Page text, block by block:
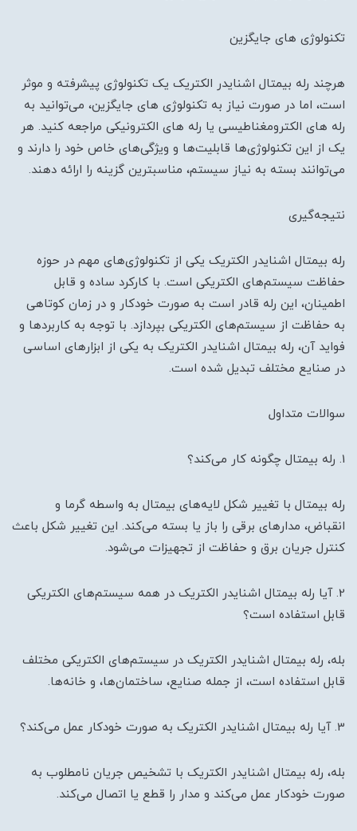
تکنولوژی های جایگزین
هرچند رله بیمتال اشنایدر الکتریک یک تکنولوژی پیشرفته و موثر
است، اما در صورت نیاز به تکنولوژی های جایگزین، می‌توانید به
رله های الکترومغناطیسی یا رله های الکترونیکی مراجعه کنید. هر
یک از این تکنولوژی‌ها قابلیت‌ها و ویژگی‌های خاص خود را دارند و
می‌توانند بسته به نیاز سیستم، مناسبترین گزینه را ارائه دهند.
نتیجه‌گیری
رله بیمتال اشنایدر الکتریک یکی از تکنولوژی‌های مهم در حوزه
حفاظت سیستم‌های الکتریکی است. با کارکرد ساده و قابل
اطمینان، این رله قادر است به صورت خودکار و در زمان کوتاهی
به حفاظت از سیستم‌های الکتریکی بپردازد. با توجه به کاربردها و
فواید آن، رله بیمتال اشنایدر الکتریک به یکی از ابزارهای اساسی
در صنایع مختلف تبدیل شده است.
سوالات متداول
رله بیمتال با تغییر شکل لایه‌های بیمتال به واسطه گرما و
انقباض، مدارهای برقی را باز یا بسته می‌کند. این تغییر شکل باعث
کنترل جریان برق و حفاظت از تجهیزات می‌شود.
2. آیا رله بیمتال اشنایدر الکتریک در همه سیستم‌های الکتریکی
قابل استفاده است؟
بله، رله بیمتال اشنایدر الکتریک در سیستم‌های الکتریکی مختلف
قابل استفاده است، از جمله صنایع، ساختمان‌ها، و خانه‌ها.
3. آیا رله بیمتال اشنایدر الکتریک به صورت خودکار عمل می‌کند؟
بله، رله بیمتال اشنایدر الکتریک با تشخیص جریان نامطلوب به
صورت خودکار عمل می‌کند و مدار را قطع یا اتصال می‌کند.